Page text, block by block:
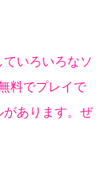
いろいろなソ
料でプレイで
あります。ぜ